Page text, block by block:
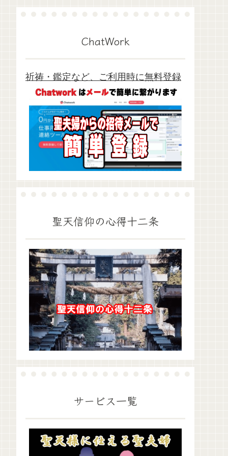
ChatWork
祈祷・鑑定など、ご利用時に無料登録
聖天信仰の心得十二条
サービス一覧